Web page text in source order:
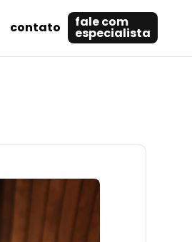
contato fale com
especialista